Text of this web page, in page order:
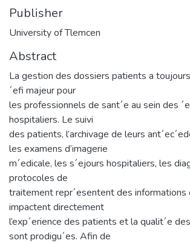
Publisher
University of Tlemcen
Abstract
La gestion des dossiers patients a
´efi majeur pour
les professionnels de sant´e au sein des
hospitaliers. Le suivi
des patients, l’archivage de leurs
les examens d’imagerie
m´edicale, les s´ejours hospitaliers, les
protocoles de
traitement repr´esentent des informations
impactent directement
l’exp´erience des patients et la qualit´e
sont prodigu´es. Afin de